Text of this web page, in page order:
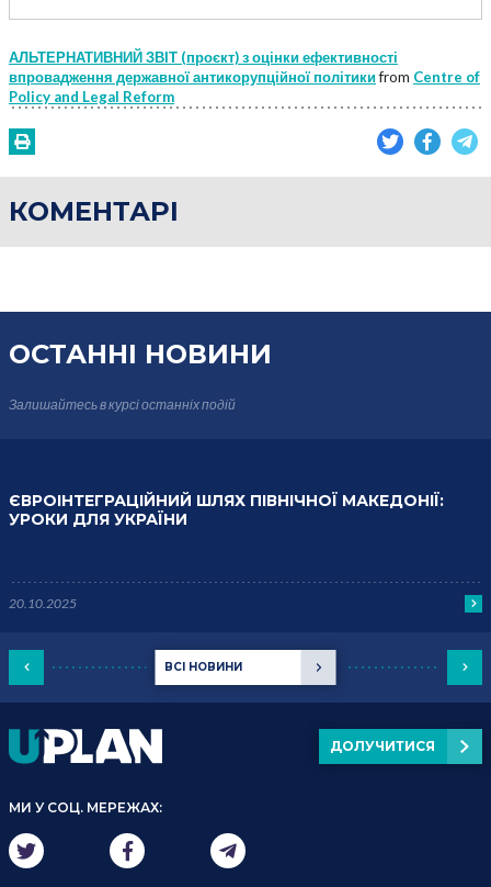
АЛЬТЕРНАТИВНИЙ ЗВІТ (проєкт) з оцінки ефективності
впровадження державної антикорупційної політикиfrom Centre of
Policy and Legal Reform
КОМЕНТАРІ
ОСТАННІ НОВИНИ
Залишайтесь в курсіостанніх подій
ВСІ НОВИНИ
ЄВРОІНТЕГРАЦІЙНИЙ ШЛЯХ ПІВНІЧНОЇ МАКЕДОНІЇ:
УРОКИ ДЛЯ УКРАЇНИ
20.10.2025
МИ У СОЦ. МЕРЕЖАХ:
ДОЛУЧИТИСЯ